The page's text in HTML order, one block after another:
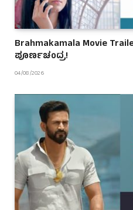
Brahmakamala Movie
ಪೂರ್ಣಚಂದ್ರ!
04/08/2026